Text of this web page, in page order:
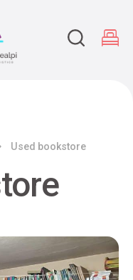
Used bookstore